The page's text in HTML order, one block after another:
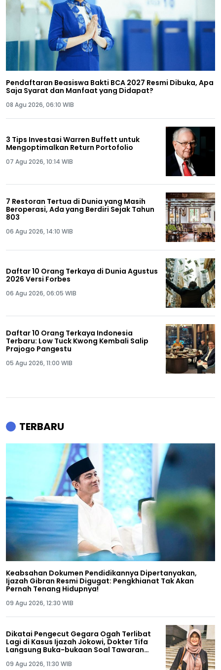
Pendaftaran Beasiswa Bakti BCA 2027 Resmi Dibuka, Apa
Saja Syarat dan Manfaat yang Didapat?
08 Agu 2026, 06:10 WIB
3 Tips Investasi Warren Buffett untuk
Mengoptimalkan Return Portofolio
07 Agu 2026, 10:14 WIB
7 Restoran Tertua di Dunia yang Masih
Beroperasi, Ada yang Berdiri Sejak Tahun
803
06 Agu 2026, 14:10 WIB
Daftar 10 Orang Terkaya di Dunia Agustus
2026 Versi Forbes
06 Agu 2026, 06:05 WIB
Daftar 10 Orang Terkaya Indonesia
Terbaru: Low Tuck Kwong Kembali Salip
Prajogo Pangestu
05 Agu 2026, 11:00 WIB
TERBARU
Keabsahan Dokumen Pendidikannya Dipertanyakan,
Ijazah Gibran Resmi Digugat: Pengkhianat Tak Akan
Pernah Tenang Hidupnya!
09 Agu 2026, 12:30 WIB
Dikatai Pengecut Gegara Ogah Terlibat
Lagi di Kasus Ijazah Jokowi, Dokter Tifa
Langsung Buka-bukaan Soal Tawaran
09 Agu 2026, 11:30 WIB